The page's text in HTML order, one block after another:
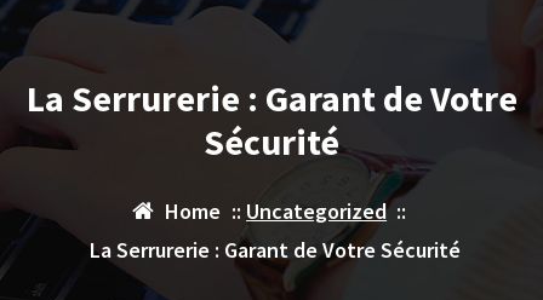
La Serrurerie : Garant de Votre
Sécurité
Home :: Uncategorized::
La Serrurerie : Garant de Votre Sécurité